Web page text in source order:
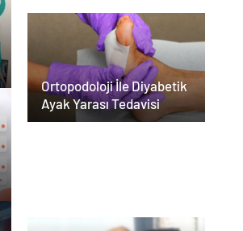
Çevrildi
Ortopodoloji İle Diyabetik
Ayak Yarası Tedavisi